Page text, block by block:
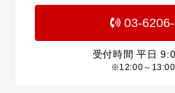
03-
受付時間 平日
※12:00～13:00